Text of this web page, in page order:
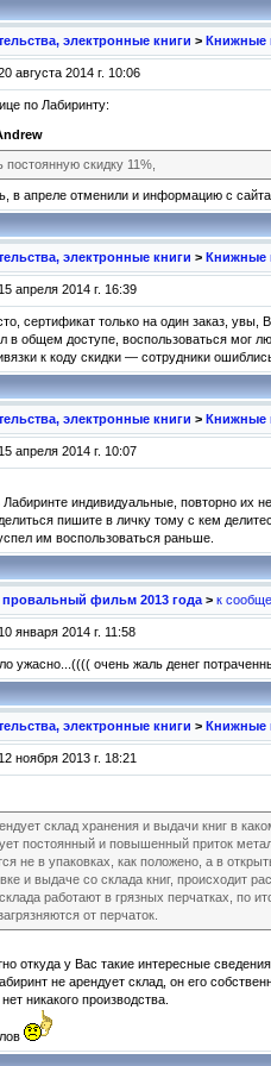
электронные книги > Книжные
августа 2014 г. 10:06
по Лабиринту:
постоянную скидку 11%,
в апреле отменили и информацию с
электронные книги > Книжные
апреля 2014 г. 16:39
сертификат только на один заказ, увы,
в общем доступе, воспользоваться мог
к коду скидки — сотрудники
электронные книги > Книжные
апреля 2014 г. 10:07
индивидуальные, повторно их не
пишите в личку тому с кем
им воспользоваться раньше.
фильм 2013 года > к
января 2014 г. 11:58
ужасно...(((( очень жаль денег
электронные книги > Книжные
ноября 2013 г. 18:21
склад хранения и выдачи книг в
постоянный и повышенный приток
не в упаковках, как положено, а в
и выдаче со склада книг, происходит
работают в грязных перчатках, по
от перчаток.
откуда у Вас такие интересные сведения.
не арендует склад, он его
никакого производства.